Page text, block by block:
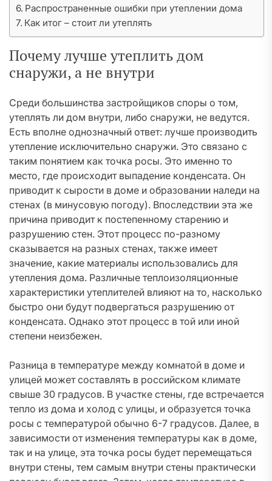
Распространенные ошибки при утеплении дома
Как итог – стоит ли утеплять
Почему лучше утеплить дом
снаружи, а не внутри
Среди большинства застройщиков споры о том,
утеплять ли дом внутри, либо снаружи, не ведутся.
Есть вполне однозначный ответ: лучше производить
утепление исключительно снаружи. Это связано с
таким понятием как точка росы. Это именно то
место, где происходит выпадение конденсата. Он
приводит к сырости в доме и образовании наледи на
стенах (в минусовую погоду). Впоследствии эта же
причина приводит к постепенному старению и
разрушению стен. Этот процесс по-разному
сказывается на разных стенах, также имеет
значение, какие материалы использовались для
утепления дома. Различные теплоизоляционные
характеристики утеплителей влияют на то, насколько
быстро они будут подвергаться разрушению от
конденсата. Однако этот процесс в той или иной
степени неизбежен.
Разница в температуре между комнатой в доме и
улицей может составлять в российском климате
свыше 30 градусов. В участке стены, где встречается
тепло из дома и холод с улицы, и образуется точка
росы с температурой обычно 6-7 градусов. Далее, в
зависимости от изменения температуры как в доме,
так и на улице, эта точка росы будет перемещаться
внутри стены, тем самым внутри стены практически